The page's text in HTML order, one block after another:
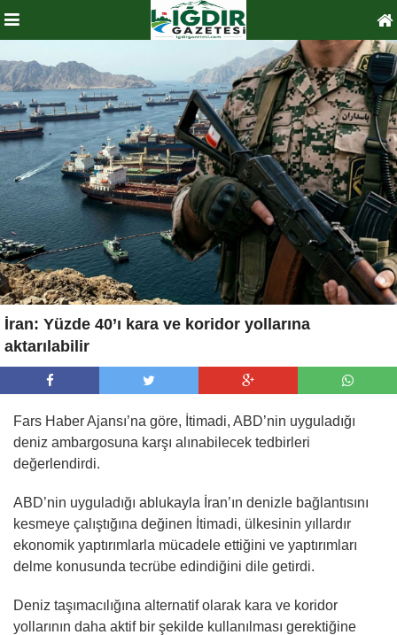
İran: Yüzde 40’ı kara ve koridor yollarına
aktarılabilir
Fars Haber Ajansı’na göre, İtimadi, ABD’nin uyguladığı
deniz ambargosuna karşı alınabilecek tedbirleri
değerlendirdi.
ABD’nin uyguladığı ablukayla İran’ın denizle bağlantısını
kesmeye çalıştığına değinen İtimadi, ülkesinin yıllardır
ekonomik yaptırımlarla mücadele ettiğini ve yaptırımları
delme konusunda tecrübe edindiğini dile getirdi.
Deniz taşımacılığına alternatif olarak kara ve koridor
yollarının daha aktif bir şekilde kullanılması gerektiğine